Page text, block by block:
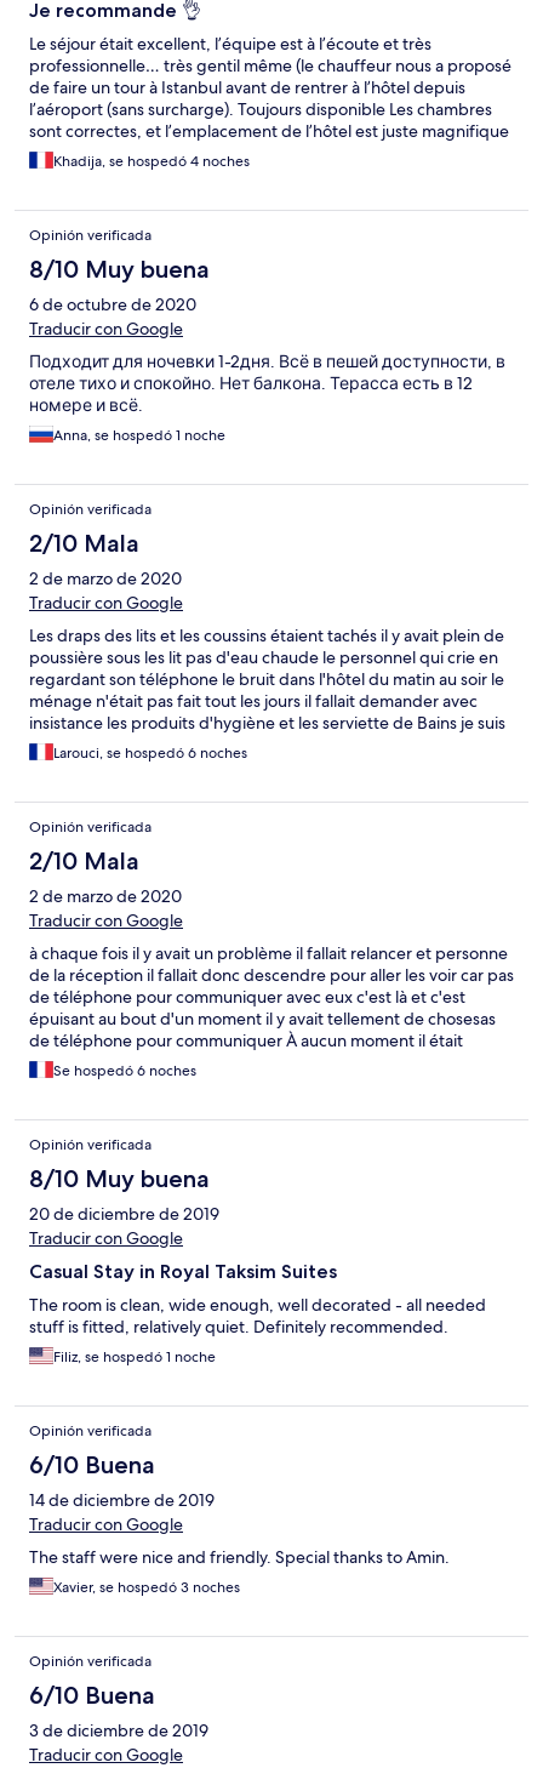
Je recommande 👌
Le séjour était excellent, l’équipe est à l’écoute et très
professionnelle… très gentil même (le chauffeur nous a proposé
de faire un tour à Istanbul avant de rentrer à l’hôtel depuis
l’aéroport (sans surcharge). Toujours disponible Les chambres
sont correctes, et l’emplacement de l’hôtel est juste magnifique
(en plein rue istiklal - taksim) Je recommande vivement cet hotel
Khadija, se hospedó 4 noches
Opinión verificada
8/10 Muy buena
6 de octubre de 2020
Traducir con Google
Подходит для ночевки 1-2дня. Всё в пешей доступности, в
отеле тихо и спокойно. Нет балкона. Терасса есть в 12
номере и всё.
Anna, se hospedó 1 noche
Opinión verificada
2/10 Mala
2 de marzo de 2020
Traducir con Google
Les draps des lits et les coussins étaient tachés il y avait plein de
poussière sous les lit pas d'eau chaude le personnel qui crie en
regardant son téléphone le bruit dans l'hôtel du matin au soir le
ménage n'était pas fait tout les jours il fallait demander avec
insistance les produits d'hygiène et les serviette de Bains je suis
très déçue de mon séjour dans cet hôtel jai pris plein de photos
pour prouvé ce que je dit
Larouci, se hospedó 6 noches
Opinión verificada
2/10 Mala
2 de marzo de 2020
Traducir con Google
à chaque fois il y avait un problème il fallait relancer et personne
de la réception il fallait donc descendre pour aller les voir car pas
de téléphone pour communiquer avec eux c'est là et c'est
épuisant au bout d'un moment il y avait tellement de chosesas
de téléphone pour communiquer À aucun moment il était
indiqué que le service petit déjeuner été indisponible je n'avais
pas prévu avant mon séjour de sortie tout les matins pour petit
Se hospedó 6 noches
Opinión verificada
8/10 Muy buena
20 de diciembre de 2019
Traducir con Google
Casual Stay in Royal Taksim Suites
The room is clean, wide enough, well decorated - all needed
stuff is fitted, relatively quiet. Definitely recommended.
Filiz, se hospedó 1 noche
Opinión verificada
6/10 Buena
14 de diciembre de 2019
Traducir con Google
The staff were nice and friendly. Special thanks to Amin.
Xavier, se hospedó 3 noches
Opinión verificada
6/10 Buena
3 de diciembre de 2019
Traducir con Google